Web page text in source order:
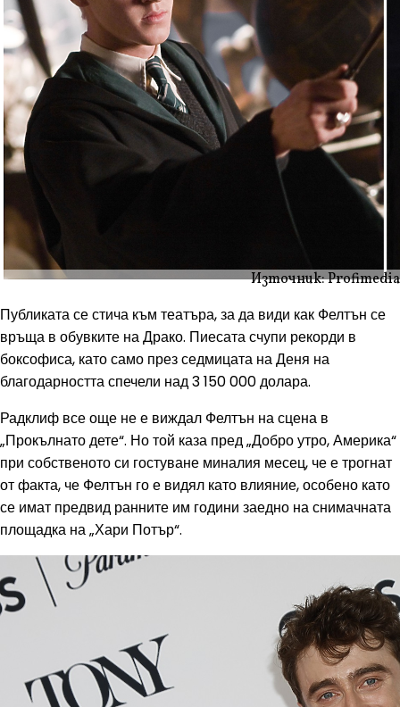
Източник: Profimedia
Публиката се стича към театъра, за да види как Фелтън се
връща в обувките на Драко. Пиесата счупи рекорди в
боксофиса, като само през седмицата на Деня на
благодарността спечели над 3 150 000 долара.
Радклиф все още не е виждал Фелтън на сцена в
„Прокълнато дете“. Но той каза пред „Добро утро, Америка“
при собственото си гостуване миналия месец, че е трогнат
от факта, че Фелтън го е видял като влияние, особено като
се имат предвид ранните им години заедно на снимачната
площадка на „Хари Потър“.